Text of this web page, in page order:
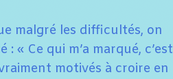
malgré les difficultés, on
Ce qui m’a marqué, c’est
motivés à croire en